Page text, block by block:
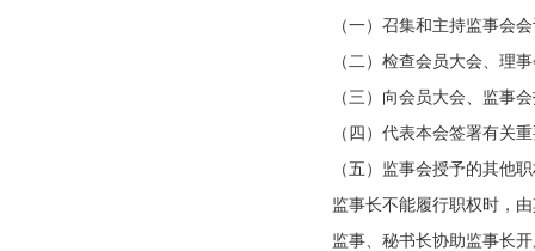
（一）召集和主持监事会
（二）检查会员大会、理
（三）向会员大会、监事
（四）代表本会签署有关
（五）监事会授予的其他
监事长不能履行职权时，
监事、秘书长协助监事长